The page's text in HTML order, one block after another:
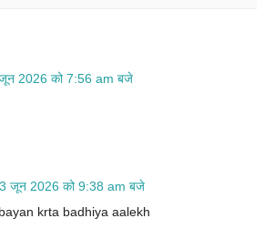
2026 को 7:56 am बजे
जून 2026 को 9:38 am बजे
krta badhiya aalekh